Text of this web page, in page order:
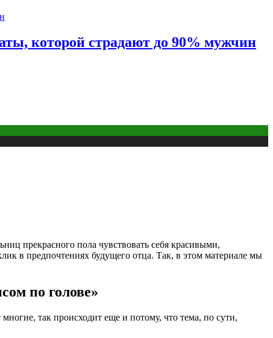
которой страдают до 90% мужчин
прекрасного пола чувствовать себя красивыми,
в предпочтениях будущего отца. Так, в этом материале мы
по голове»
так происходит еще и потому, что тема, по сути,